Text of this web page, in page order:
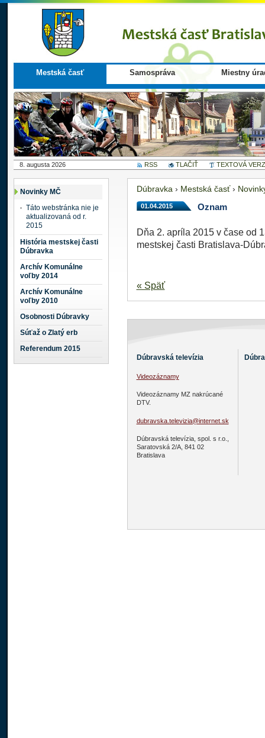
Mestská časť Samospráva Miestny
8. augusta 2026 RSS TLAČIŤ TEXTOVÁ
Novinky MČ
Táto webstránka nie je
aktualizovaná od r.
2015
História mestskej časti
Dúbravka
Archív Komunálne
voľby 2014
Archív Komunálne
voľby 2010
Osobnosti Dúbravky
Súťaž o Zlatý erb
Referendum 2015
Dúbravka › Mestská časť›
01.04.2015 Oznam
Dňa 2. apríla 2015 v čase od
mestskej časti Bratislava-
« Späť
Dúbravská televízia
Videozáznamy
Videozáznamy MZ nakrúcané
DTV.
dubravska.televizia@internet.sk
Dúbravská televízia, spol. s r.o.,
Saratovská 2/A, 841 02
Bratislava